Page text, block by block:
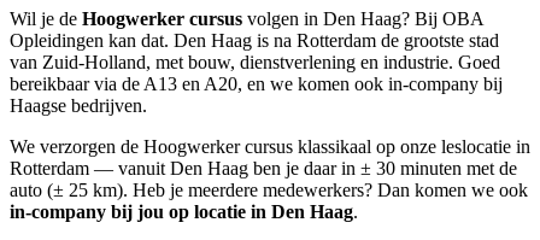
Wil je de Hoogwerker cursus volgen in Den Haag? Bij OBA
Opleidingen kan dat. Den Haag is na Rotterdam de grootste stad
van Zuid-Holland, met bouw, dienstverlening en industrie. Goed
bereikbaar via de A13 en A20, en we komen ook in-company bij
Haagse bedrijven.
We verzorgen de Hoogwerker cursus klassikaal op onze leslocatie in
Rotterdam — vanuit Den Haag ben je daar in ± 30 minuten met de
auto (± 25 km). Heb je meerdere medewerkers? Dan komen we ook
in-company bij jou op locatie in Den Haag.